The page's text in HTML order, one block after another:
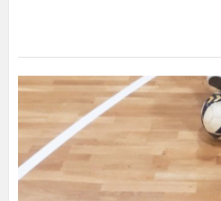
Mokyklos
futbolininkai
varžėsi
nuotolinėse
kamuolio
žonglir...